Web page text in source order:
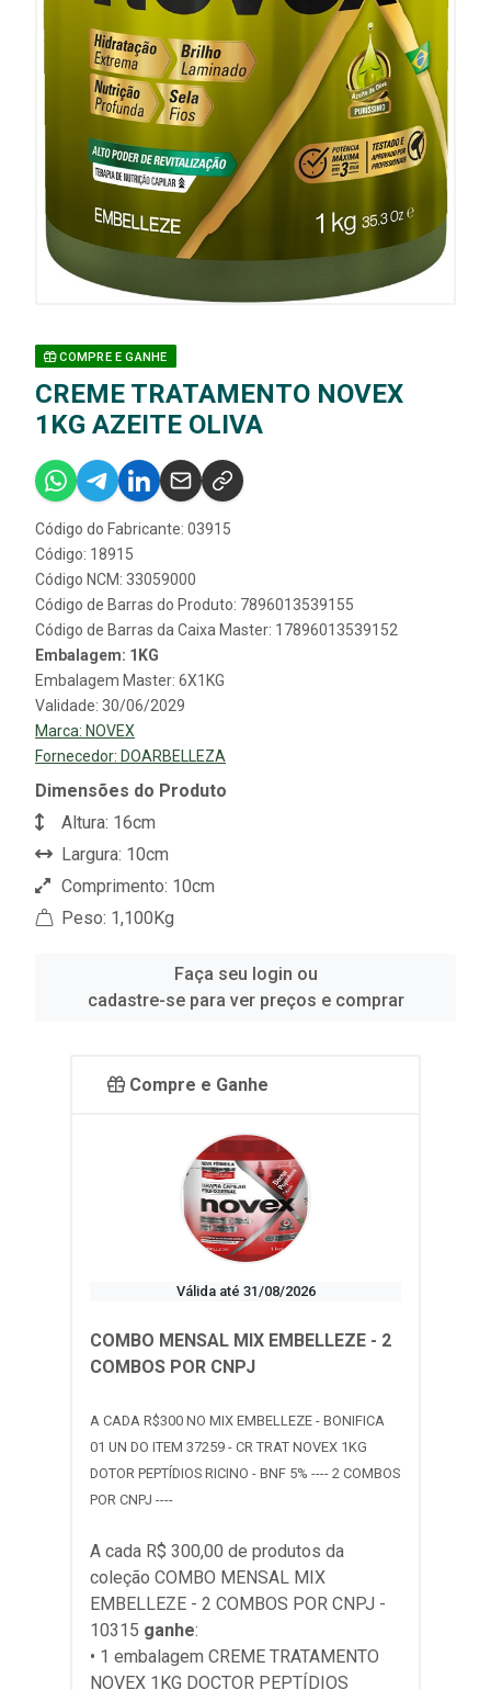
COMPRE E GANHE
CREME TRATAMENTO NOVEX
1KG AZEITE OLIVA
Código do Fabricante: 03915
Código: 18915
Código NCM: 33059000
Código de Barras do Produto: 7896013539155
Código de Barras da Caixa Master: 17896013539152
Embalagem: 1KG
Embalagem Master: 6X1KG
Validade: 30/06/2029
Marca: NOVEX
Fornecedor: DOARBELLEZA
Dimensões do Produto
Altura: 16cm
Largura: 10cm
Comprimento: 10cm
Peso: 1,100Kg
Faça seu login ou
cadastre-se para ver preços e comprar
Compre e Ganhe
Válida até 31/08/2026
COMBO MENSAL MIX EMBELLEZE - 2
COMBOS POR CNPJ
A CADA R$300 NO MIX EMBELLEZE - BONIFICA
01 UN DO ITEM 37259 - CR TRAT NOVEX 1KG
DOTOR PEPTÍDIOS RICINO - BNF 5% ---- 2 COMBOS
POR CNPJ ----
A cada R$ 300,00 de produtos da
coleção COMBO MENSAL MIX
EMBELLEZE - 2 COMBOS POR CNPJ -
10315 ganhe:
• 1 embalagem CREME TRATAMENTO
NOVEX 1KG DOCTOR PEPTÍDIOS